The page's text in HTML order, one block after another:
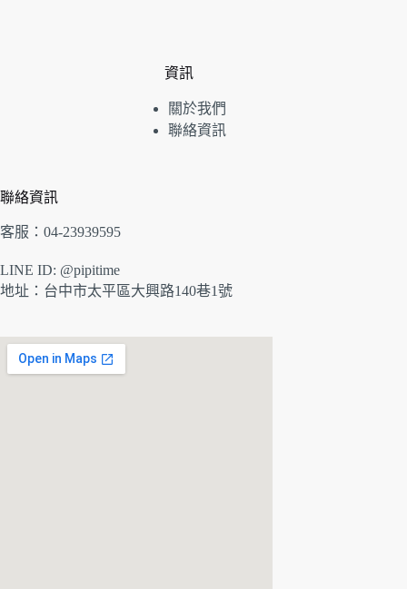
資訊
關於我們
聯絡資訊
聯絡資訊
客服：04-23939595
LINE ID: @pipitime
地址： 台中市太平區大興路140巷1號